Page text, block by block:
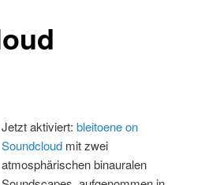
Jetzt aktiviert: bleitoene on
Soundcloudmit zwei
atmosphärischen binauralen